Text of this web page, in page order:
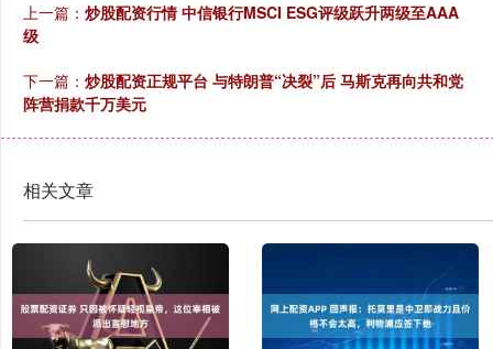
上一篇： 炒股配资行情 中信银行MSCI ESG评级跃升两级至AAA
级
下一篇： 炒股配资正规平台 与特朗普“决裂”后 马斯克再向共和党
阵营捐款千万美元
相关文章